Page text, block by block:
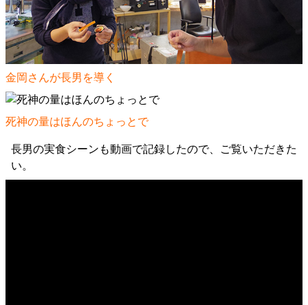
金岡さんが長男を導く
死神の量はほんのちょっとで
長男の実食シーンも動画で記録したので、ご覧いただきた
い。